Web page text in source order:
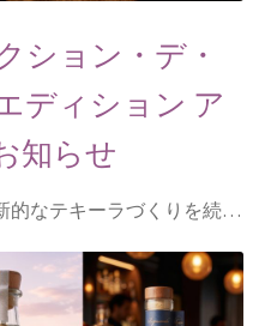
ション・デ・
ディション ア
知らせ
的なテキーラづくりを続…